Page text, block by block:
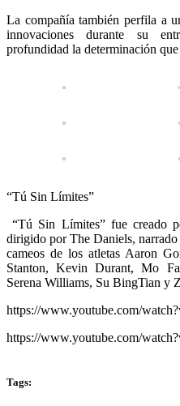
La compañía también perfila a
innovaciones durante su
profundidad la determinación
“Tú Sin Límites”
“Tú Sin Límites” fue creado
dirigido por The Daniels,
cameos de los atletas Aaron
Stanton, Kevin Durant, Mo
Serena Williams, Su BingTian y
https://www.youtube.com/
https://www.youtube.com/
Tags: